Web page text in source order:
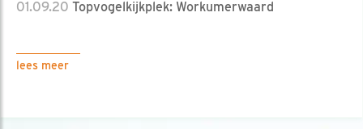
01.09.20 Topvogelkijkplek: Workumerwaard
lees meer